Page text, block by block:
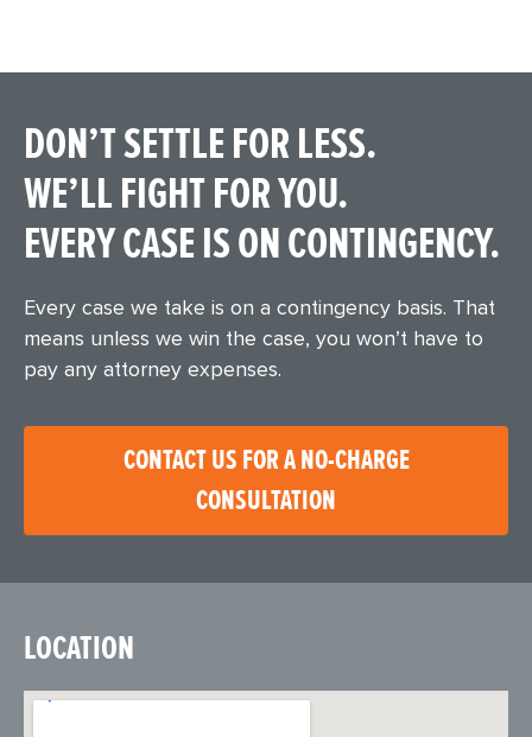
DON’T SETTLE FOR LESS.
WE’LL FIGHT FOR YOU.
EVERY CASE IS ON CONTINGENCY.
Every case we take is on a contingency basis. That
means unless we win the case, you won’t have to
pay any attorney expenses.
CONTACT US FOR A NO-CHARGE
CONSULTATION
LOCATION